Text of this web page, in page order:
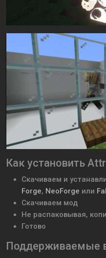
Как установить
Скачиваем и
Forge, NeoForge или
Скачиваем мод
Не распаковывая,
Готово
Поддерживаемые